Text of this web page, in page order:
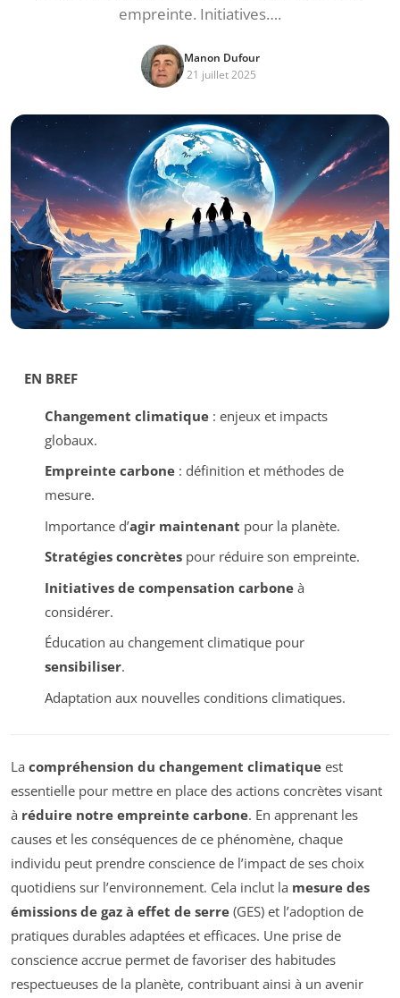
empreinte. Initiatives….
Manon Dufour
21 juillet 2025
EN BREF
Changement climatique: enjeux et impacts
globaux.
Empreinte carbone: définition et méthodes de
mesure.
Importance d’agir maintenant pour la planète.
Stratégies concrètespour réduire son empreinte.
Initiatives de compensation carboneà
considérer.
Éducation au changement climatique pour
sensibiliser.
Adaptation aux nouvelles conditions climatiques.
La compréhension du changement climatique est
essentielle pour mettre en place des actions concrètes visant
à réduire notre empreinte carbone. En apprenant les
causes et les conséquences de ce phénomène, chaque
individu peut prendre conscience de l’impact de ses choix
quotidiens sur l’environnement. Cela inclut la mesure des
émissions de gaz à effet de serre (GES) et l’adoption de
pratiques durables adaptées et efficaces. Une prise de
conscience accrue permet de favoriser des habitudes
respectueuses de la planète, contribuant ainsi à un avenir